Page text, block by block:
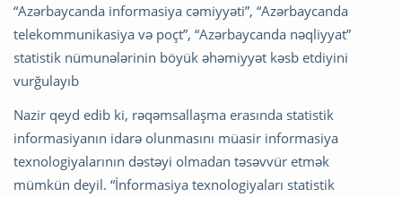
“Azərbaycanda informasiya cəmiyyəti”, “Azərbaycanda
telekommunikasiya və poçt”, “Azərbaycanda nəqliyyat”
statistik nümunələrinin böyük əhəmiyyət kəsb etdiyini
vurğulayıb
Nazir qeyd edib ki, rəqəmsallaşma erasında statistik
informasiyanın idarə olunmasını müasir informasiya
texnologiyalarının dəstəyi olmadan təsəvvür etmək
mümkün deyil. “İnformasiya texnologiyaları statistik